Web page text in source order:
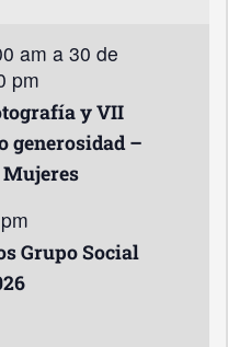
am a 30 de
pm
y VII
generosidad –
Grupo Social